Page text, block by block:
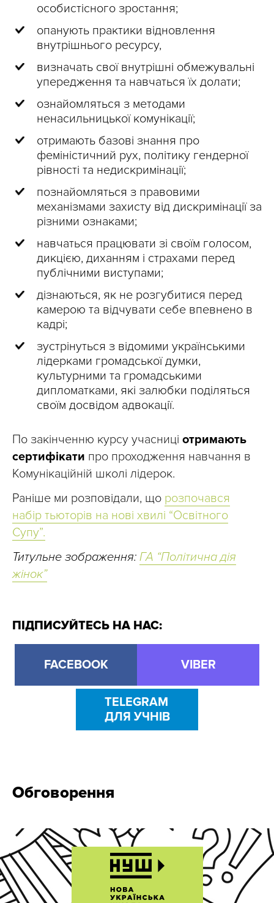
особистісного зростання;
опанують практики відновлення
внутрішнього ресурсу,
визначать свої внутрішні обмежувальні
упередження та навчаться їх долати;
ознайомляться з методами
ненасильницької комунікації;
отримають базові знання про
феміністичний рух, політику гендерної
рівності та недискримінації;
познайомляться з правовими
механізмами захисту від дискримінації за
різними ознаками;
навчаться працювати зі своїм голосом,
дикцією, диханням і страхами перед
публічними виступами;
дізнаються, як не розгубитися перед
камерою та відчувати себе впевнено в
кадрі;
зустрінуться з відомими українськими
лідерками громадської думки,
культурними та громадськими
дипломатками, які залюбки поділяться
своїм досвідом адвокації.
По закінченню курсу учасниці отримають
сертифікати про проходження навчання в
Комунікаційній школі лідерок.
Раніше ми розповідали, що розпочався
набір тьюторів на нові хвилі “Освітного
Супу”.
Титульне зображення: ГА “Політична дія
жінок”
ПІДПИСУЙТЕСЬ НА НАС:
FACEBOOK VIBER
TELEGRAM
ДЛЯ УЧНІВ
Обговорення